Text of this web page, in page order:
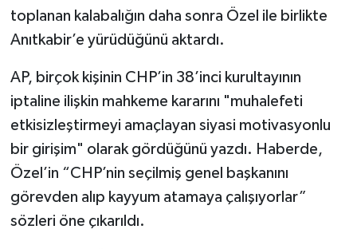
toplanan kalabalığın daha sonra Özel ile birlikte
Anıtkabir’e yürüdüğünü aktardı.
AP, birçok kişinin CHP’in 38’inci kurultayının
iptaline ilişkin mahkeme kararını "muhalefeti
etkisizleştirmeyi amaçlayan siyasi motivasyonlu
bir girişim" olarak gördüğünü yazdı. Haberde,
Özel’in “CHP’nin seçilmiş genel başkanını
görevden alıp kayyum atamaya çalışıyorlar”
sözleri öne çıkarıldı.